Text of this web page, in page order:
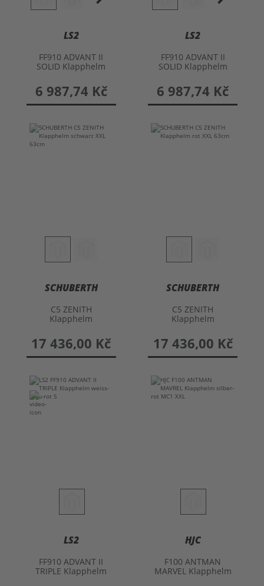
LS2
FF910 ADVANT II
SOLID Klapphelm
6 987,74 Kč
LS2
FF910 ADVANT II
SOLID Klapphelm
6 987,74 Kč
SCHUBERTH
C5 ZENITH
Klapphelm
17 436,00 Kč
SCHUBERTH
C5 ZENITH
Klapphelm
17 436,00 Kč
LS2
FF910 ADVANT II
TRIPLE Klapphelm
HJC
F100 ANTMAN
MARVEL Klapphelm